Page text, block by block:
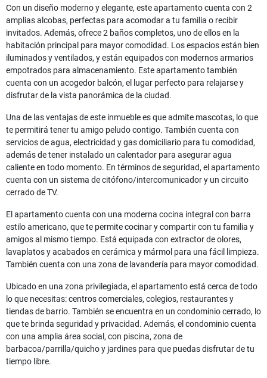
Con un diseño moderno y elegante, este apartamento cuenta con 2
amplias alcobas, perfectas para acomodar a tu familia o recibir
invitados. Además, ofrece 2 baños completos, uno de ellos en la
habitación principal para mayor comodidad. Los espacios están bien
iluminados y ventilados, y están equipados con modernos armarios
empotrados para almacenamiento. Este apartamento también
cuenta con un acogedor balcón, el lugar perfecto para relajarse y
disfrutar de la vista panorámica de la ciudad.
Una de las ventajas de este inmueble es que admite mascotas, lo que
te permitirá tener tu amigo peludo contigo. También cuenta con
servicios de agua, electricidad y gas domiciliario para tu comodidad,
además de tener instalado un calentador para asegurar agua
caliente en todo momento. En términos de seguridad, el apartamento
cuenta con un sistema de citófono/intercomunicador y un circuito
cerrado de TV.
El apartamento cuenta con una moderna cocina integral con barra
estilo americano, que te permite cocinar y compartir con tu familia y
amigos al mismo tiempo. Está equipada con extractor de olores,
lavaplatos y acabados en cerámica y mármol para una fácil limpieza.
También cuenta con una zona de lavandería para mayor comodidad.
Ubicado en una zona privilegiada, el apartamento está cerca de todo
lo que necesitas: centros comerciales, colegios, restaurantes y
tiendas de barrio. También se encuentra en un condominio cerrado, lo
que te brinda seguridad y privacidad. Además, el condominio cuenta
con una amplia área social, con piscina, zona de
barbacoa/parrilla/quicho y jardines para que puedas disfrutar de tu
tiempo libre.